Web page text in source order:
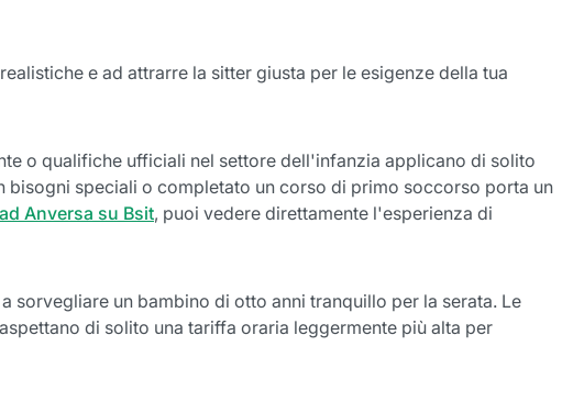
e ad attrarre la sitter giusta per le esigenze della tua
o qualifiche ufficiali nel settore dell'infanzia applicano di solito
bisogni speciali o completato un corso di primo soccorso porta un
Anversa su Bsit, puoi vedere direttamente l'esperienza di
sorvegliare un bambino di otto anni tranquillo per la serata. Le
di solito una tariffa oraria leggermente più alta per